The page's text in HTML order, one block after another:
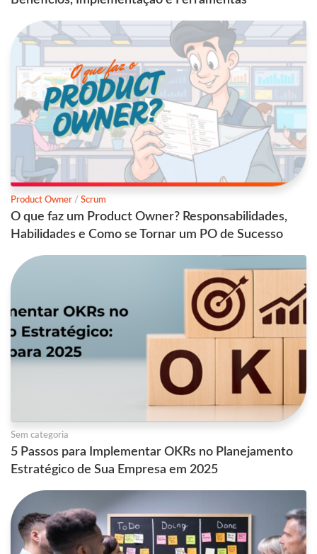
Product Owner / Scrum
O que faz um Product Owner? Responsabilidades,
Habilidades e Como se Tornar um PO de Sucesso
Sem categoria
5 Passos para Implementar OKRs no Planejamento
Estratégico de Sua Empresa em 2025